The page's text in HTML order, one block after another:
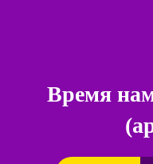
Время